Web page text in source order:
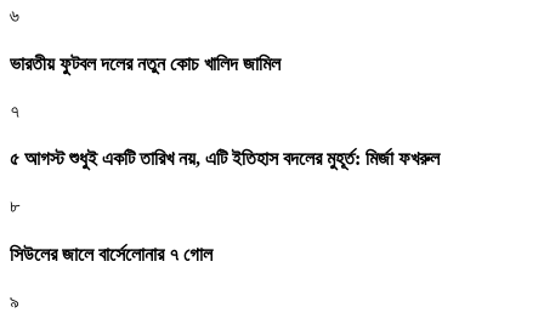
৬
ভারতীয় ফুটবল দলের নতুন কোচ খালিদ জামিল
৭
৫ আগস্ট শুধুই একটি তারিখ নয়, এটি ইতিহাস বদলের মুহূর্ত: মির্জা ফখরুল
৮
সিউলের জালে বার্সেলোনার ৭ গোল
৯